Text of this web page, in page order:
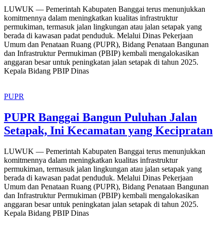
LUWUK — Pemerintah Kabupaten Banggai terus menunjukkan
komitmennya dalam meningkatkan kualitas infrastruktur
permukiman, termasuk jalan lingkungan atau jalan setapak yang
berada di kawasan padat penduduk. Melalui Dinas Pekerjaan
Umum dan Penataan Ruang (PUPR), Bidang Penataan Bangunan
dan Infrastruktur Permukiman (PBIP) kembali mengalokasikan
anggaran besar untuk peningkatan jalan setapak di tahun 2025.
Kepala Bidang PBIP Dinas
PUPR
PUPR Banggai Bangun Puluhan Jalan
Setapak, Ini Kecamatan yang Kecipratan
LUWUK — Pemerintah Kabupaten Banggai terus menunjukkan
komitmennya dalam meningkatkan kualitas infrastruktur
permukiman, termasuk jalan lingkungan atau jalan setapak yang
berada di kawasan padat penduduk. Melalui Dinas Pekerjaan
Umum dan Penataan Ruang (PUPR), Bidang Penataan Bangunan
dan Infrastruktur Permukiman (PBIP) kembali mengalokasikan
anggaran besar untuk peningkatan jalan setapak di tahun 2025.
Kepala Bidang PBIP Dinas